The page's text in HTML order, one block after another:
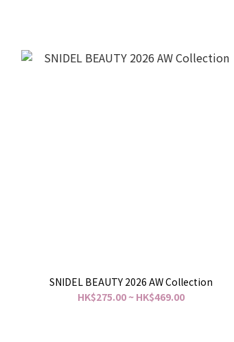
SNIDEL BEAUTY 2026 AW Collection
HK$275.00 ~ HK$469.00